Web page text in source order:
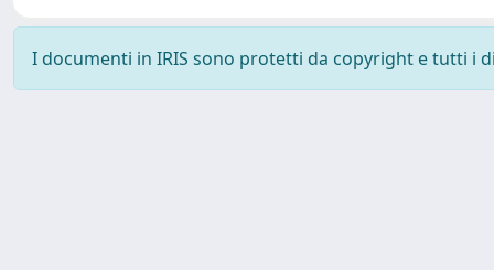
I documenti in IRIS sono protetti da copyright e tutti i